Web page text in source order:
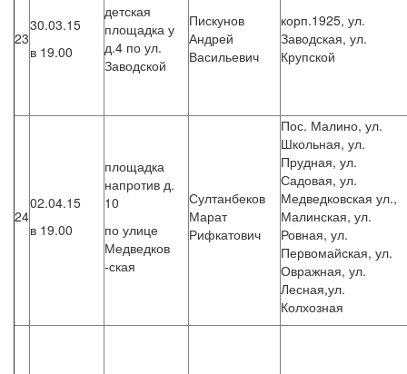
23
30.03.15
в 19.00
детская
площадка у
д.4 по ул.
Заводской
Пискунов
Андрей
Васильевич
корп.1925, ул.
Заводская, ул.
Крупской
24
02.04.15
в 19.00
площадка
напротив д.
10
по улице
Медведков
-ская
Султанбеков
Марат
Рифкатович
Пос. Малино, ул.
Школьная, ул.
Прудная, ул.
Садовая, ул.
Медведковская ул.,
Малинская, ул.
Ровная, ул.
Первомайская, ул.
Овражная, ул.
Лесная,ул.
Колхозная